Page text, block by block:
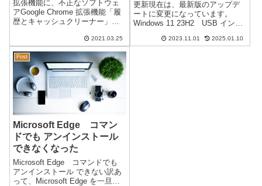
拡張機能に、不正なソフトウェ
アGoogle Chrome 拡張機能「履
歴とキャッシュクリーナー」
歴とキャッシュクリーナー」が
使用できなくなりました。メッ
セージ履歴とキャッシュクリー
ナー！この拡張機能...
2021.03.25
更新現在は、最新版のアップデ
ートに変更になっています。
Windows 11 23H2 USB インス
2023/11/01Windows 11 バージョ
2023.11.01 2025.01.10
Post
Microsoft Edge コマン
ドでも アンインストール
できなくなった
Microsoft Edge コマンドでも
アンインストール できない訳あ
って、Microsoft Edge を一旦削